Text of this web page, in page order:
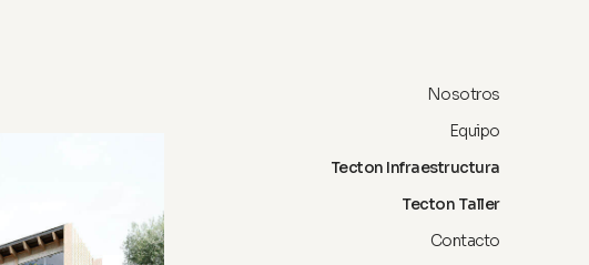
Nosotros
Equipo
Tecton Infraestructura
Tecton Taller
Contacto